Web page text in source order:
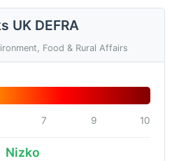
UK DEFRA
Food & Rural Affairs
7 9 10
Nizko